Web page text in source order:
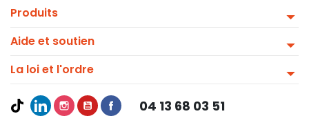
Produits
Aide et soutien
La loi et l'ordre
04 13 68 03 51